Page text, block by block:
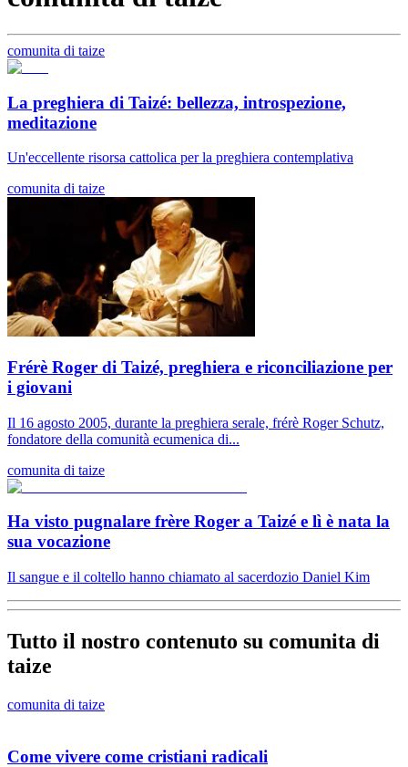
comunita di taize
La preghiera di Taizé: bellezza, introspezione,
meditazione
Un'eccellente risorsa cattolica per la preghiera contemplativa
comunita di taize
Frérè Roger di Taizé, preghiera e riconciliazione per
i giovani
Il 16 agosto 2005, durante la preghiera serale, frérè Roger Schutz,
fondatore della comunità ecumenica di...
comunita di taize
Ha visto pugnalare frère Roger a Taizé e lì è nata la
sua vocazione
Il sangue e il coltello hanno chiamato al sacerdozio Daniel Kim
Tutto il nostro contenuto su comunita di
taize
comunita di taize
Come vivere come cristiani radicali